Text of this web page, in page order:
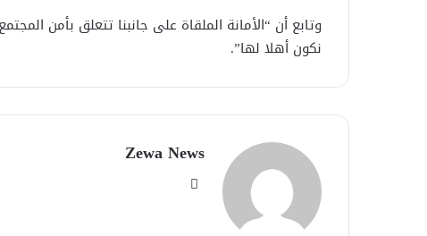
وتابع أن “الأمانة الملقاة على جانبنا تتعلق بأمن
نكون أهلا لها”.
Zewa News